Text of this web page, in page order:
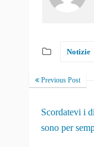
Notizie
Previous Post
Scordatevi i
sono per